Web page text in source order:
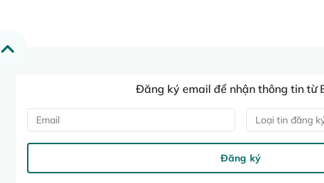
Đăng ký email để nhận thông tin từ
Loại tin đăng
Đăng ký